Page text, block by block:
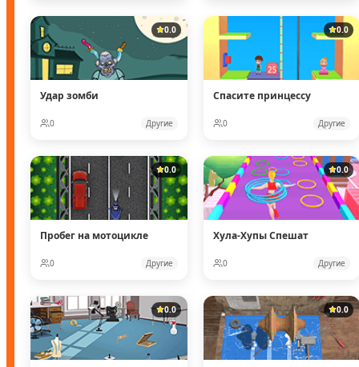
0.0
Удар зомби
0 Другие
0.0
Спасите принцессу
0 Другие
0.0
Пробег на мотоцикле
0 Другие
0.0
Хула-Хупы Спешат
0 Другие
0.0 0.0